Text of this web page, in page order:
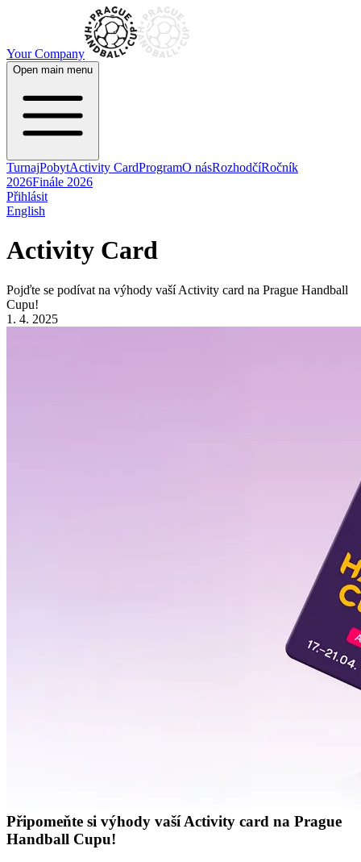
Your Company
Open main menu
TurnajPobytActivity CardProgramO násRozhodčíRočník
2026Finále 2026
Přihlásit
English
Activity Card
Pojďte se podívat na výhody vaší Activity card na Prague Handball
Cupu!
1. 4. 2025
Připomeňte si výhody vaší Activity card na Prague
Handball Cupu!